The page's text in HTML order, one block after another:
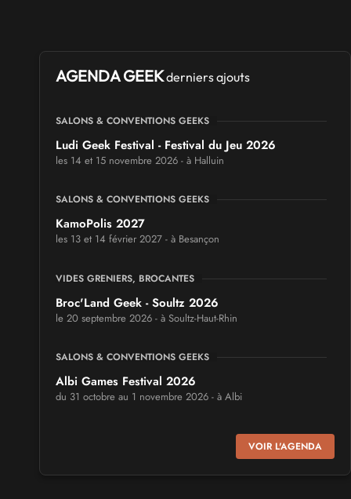
AGENDA GEEKderniers ajouts
SALONS & CONVENTIONS GEEKS
Ludi Geek Festival - Festival du Jeu 2026
les 14 et 15 novembre 2026 - à Halluin
SALONS & CONVENTIONS GEEKS
KamoPolis 2027
les 13 et 14 février 2027 - à Besançon
VIDES GRENIERS, BROCANTES
Broc'Land Geek - Soultz 2026
le 20 septembre 2026 - à Soultz-Haut-Rhin
SALONS & CONVENTIONS GEEKS
Albi Games Festival 2026
du 31 octobre au 1 novembre 2026 - à Albi
Virtual Calais - salon du jeu vidéo et des loisirs
numériques 2026
VOIR L'AGENDA